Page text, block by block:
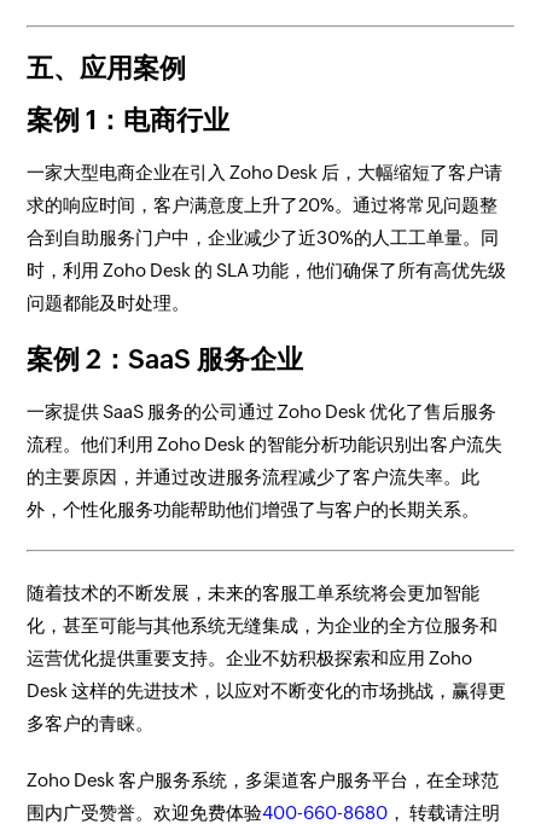
五、应用案例
案例 1：电商行业
一家大型电商企业在引入 Zoho Desk 后，大幅缩短了客户请
求的响应时间，客户满意度上升了20%。通过将常见问题整
合到自助服务门户中，企业减少了近30%的人工工单量。同
时，利用 Zoho Desk 的 SLA 功能，他们确保了所有高优先级
问题都能及时处理。
案例 2：SaaS 服务企业
一家提供 SaaS 服务的公司通过 Zoho Desk 优化了售后服务
流程。他们利用 Zoho Desk 的智能分析功能识别出客户流失
的主要原因，并通过改进服务流程减少了客户流失率。此
外，个性化服务功能帮助他们增强了与客户的长期关系。
随着技术的不断发展，未来的客服工单系统将会更加智能
化，甚至可能与其他系统无缝集成，为企业的全方位服务和
运营优化提供重要支持。企业不妨积极探索和应用 Zoho
Desk 这样的先进技术，以应对不断变化的市场挑战，赢得更
多客户的青睐。
Zoho Desk 客户服务系统，多渠道客户服务平台，在全球范
围内广受赞誉。欢迎免费体验400-660-8680 ， 转载请注明